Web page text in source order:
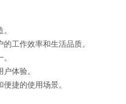
工作效率和生活品质。
体验。
捷的使用场景。